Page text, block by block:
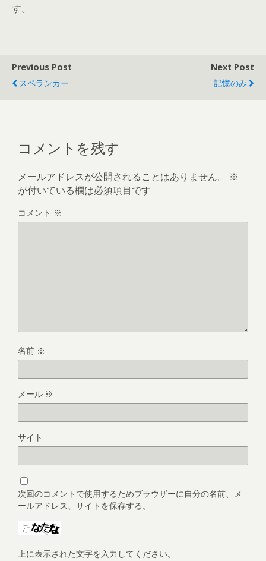
す。
Previous Post
スペランカー
Next Post
記憶のみ
コメントを残す
メールアドレスが公開されることはありません。
※
が付いている欄は必須項目です
コメント ※
名前 ※
メール ※
サイト
次回のコメントで使用するためブラウザーに自分の名前、メ
ールアドレス、サイトを保存する。
上に表示された文字を入力してください。